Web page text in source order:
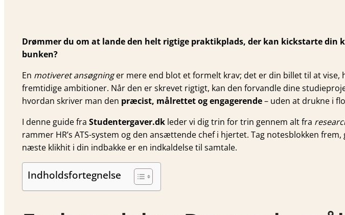
Drømmer du om at lande den helt rigtige praktikplads, der kan kickstarte
bunken?
En motiveret ansøgninger mere end blot et formelt krav; det er din billet til at
fremtidige ambitioner. Når den er skrevet rigtigt, kan den forvandle dine
hvordan skriver man den præcist, målrettet og engagerende– uden at drukne i
I denne guide fra Studentergaver.dk leder vi dig trin for trin gennem alt fra
rammer HR’s ATS-system og den ansættende chef i hjertet. Tag notesblokken
næste klikhit i din indbakke er en indkaldelse til samtale.
Indholdsfortegnelse